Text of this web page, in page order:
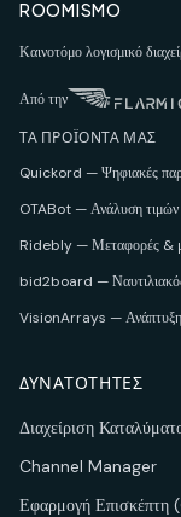
ROOMISMO
Καινοτόμο λογισμικό
Από την
ΤΑ ΠΡΟΪΌΝΤΑ ΜΑΣ
Quickord —Ψηφιακές
OTABot —Ανάλυση
Ridebly —Μεταφορές &
bid2board —
VisionArrays —
ΔΥΝΑΤΌΤΗΤΕΣ
Διαχείριση
Channel Manager
Εφαρμογή